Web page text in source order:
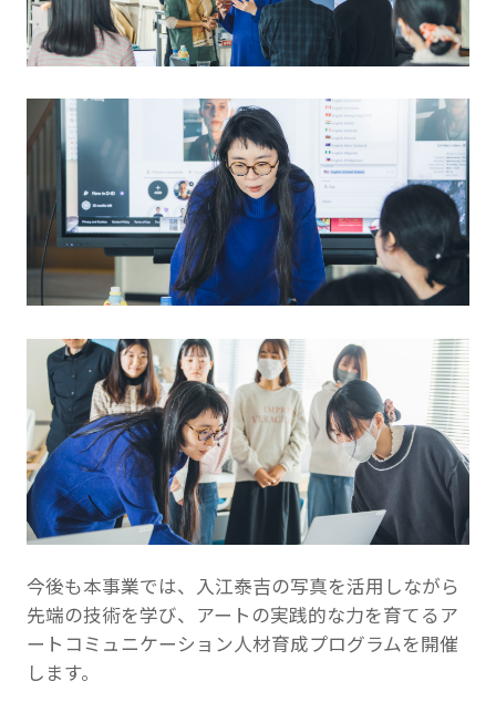
今後も本事業では、入江泰吉の写真を活用しながら
先端の技術を学び、アートの実践的な力を育てるア
ートコミュニケーション人材育成プログラムを開催
します。